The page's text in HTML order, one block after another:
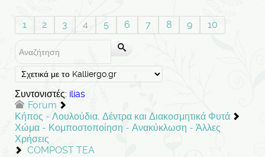
1 2 3 4 5 6 7 8 9 10
Συντονιστές: ilias
Forum
Κήπος - Λουλούδια, Δέντρα και Διακοσμητικά Φυτά
Χώμα - Κομποστοποίηση - Ανακύκλωση - Άλλες
Χρήσεις
COMPOST TEA